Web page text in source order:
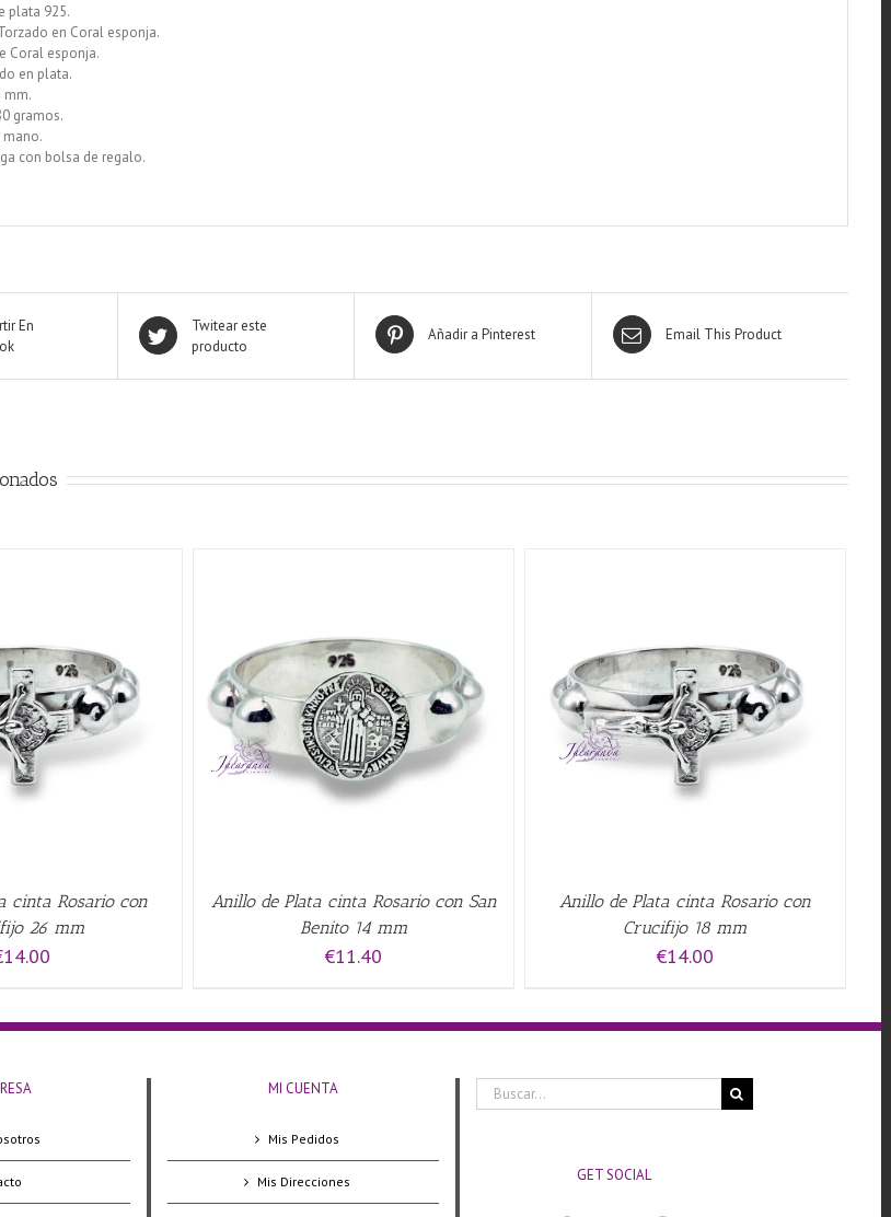
plata 925.
en Coral esponja.
Coral esponja.
en plata.
mm.
gramos.
mano.
con bolsa de regalo.
En
Twitear este
producto
Añadir a Pinterest Email This Product
cinta Rosario con
26 mm
14.00
VIEW
Anillo de Plata cinta Rosario con San
Benito 14 mm
€11.40
QUICK VIEW
Anillo de Plata cinta Rosario con
Crucifijo 18 mm
€14.00
MI CUENTA
Mis Pedidos
Mis Direcciones
Buscar:
GET SOCIAL